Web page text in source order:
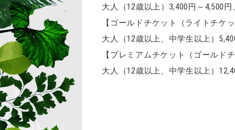
大人（12歳以上）3,400円～4,500円
【ゴールドチケット（ライトチケ
大人（12歳以上、中学生以上）
【プレミアムチケット（ゴールド
大人（12歳以上、中学生以上）